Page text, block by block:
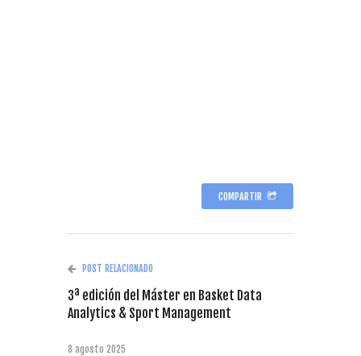
COMPARTIR
POST RELACIONADO
3ª edición del Máster en Basket Data
Analytics & Sport Management
8 agosto 2025